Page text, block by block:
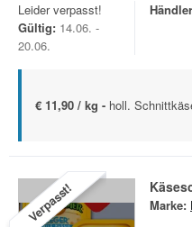
Leider verpasst!
Gültig: 14.06. -
20.06.
€ 11,90 / kg - holl.
Verpasst! Marke: